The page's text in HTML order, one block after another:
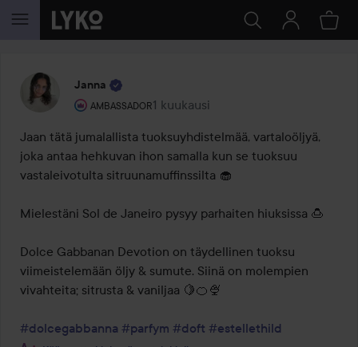
SIIRTYÄ JHK SISÄLTÖÖN
Janna
AMBASSADOR
Käyttäjän rooli: Ambassador.
1 kuukausi
Viesti luotiin 1 kuukausi
Jaan tätä jumalallista tuoksuyhdistelmää, vartaloöljyä,
joka antaa hehkuvan ihon samalla kun se tuoksuu
vastaleivotulta sitruunamuffinssilta 🧁
Mielestäni Sol de Janeiro pysyy parhaiten hiuksissa 🍮
Dolce Gabbanan Devotion on täydellinen tuoksu
viimeistelemään öljy & sumute. Siinä on molempien
vivahteita; sitrusta & vaniljaa 🍋🍊🍨
#dolcegabbanna #parfym #doft #estellethild